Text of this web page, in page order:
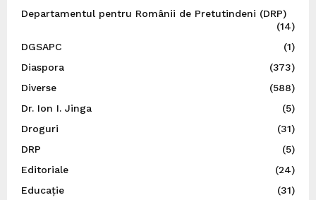
Departamentul pentru Românii de Pretutindeni (DRP)
(14)
DGSAPC
(1)
Diaspora
(373)
Diverse
(588)
Dr. Ion I. Jinga
(5)
Droguri
(31)
DRP
(5)
Editoriale
(24)
Educație
(31)